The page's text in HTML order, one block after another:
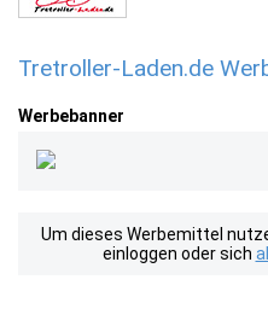
Tretroller-Laden.de
Werbebanner
Um dieses Werbemittel
einloggen oder sich